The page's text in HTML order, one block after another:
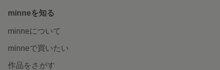
minneを知る
minneについて
minneで買いたい
作品をさがす